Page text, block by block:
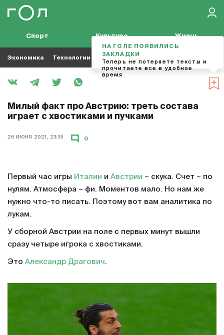
Спорт Культура Жизнь
Экономика Технологии Кино Футбол
Милый факт про Австрию: треть состава
играет с хвостиками и пучками
26 ИЮНЯ 2021, 23:35 0
Первый час игры Италии и Австрии – скука. Счет – по
нулям. Атмосфера – фи. Моментов мало. Но нам же
нужно что-то писать. Поэтому вот вам аналитика по
лукам.
У сборной Австрии на поле с первых минут вышли
сразу четыре игрока с хвостиками.
Это Александр Драгович.
НА ГОЛЕ ПОЯВИЛИСЬ
ЗАКЛАДКИ
Теперь не потеряете тексты и
прочитаете все в удобное
время